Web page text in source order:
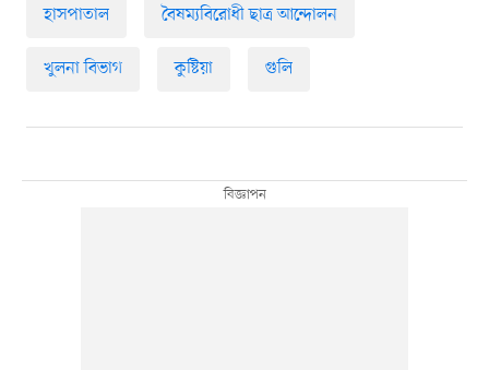
হাসপাতাল বৈষম্যবিরোধী ছাত্র আন্দোলন
খুলনা বিভাগ কুষ্টিয়া গুলি